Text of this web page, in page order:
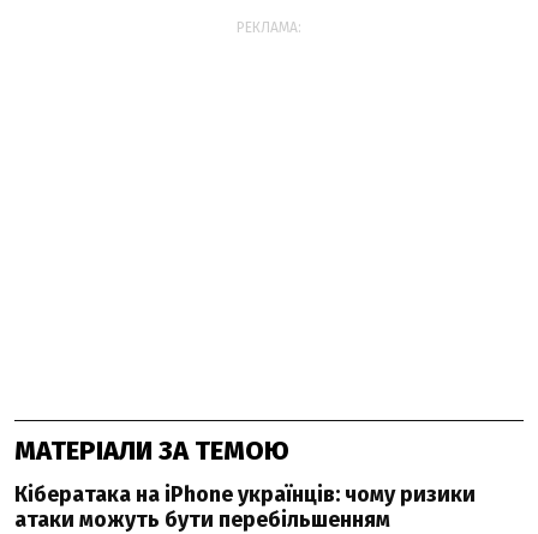
РЕКЛАМА:
МАТЕРІАЛИ ЗА ТЕМОЮ
Кібератака на iPhone українців: чому ризики
атаки можуть бути перебільшенням